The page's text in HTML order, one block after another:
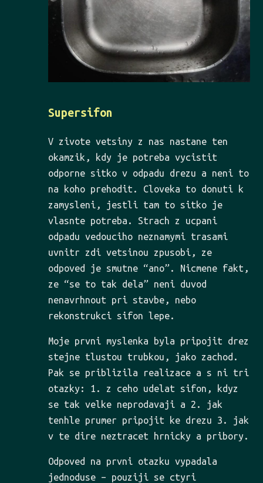
Supersifon
V zivote vetsiny z nas nastane ten
okamzik, kdy je potreba vycistit
odporne sitko v odpadu drezu a neni to
na koho prehodit. Cloveka to donuti k
zamysleni, jestli tam to sitko je
vlasnte potreba. Strach z ucpani
odpadu vedouciho neznamymi trasami
uvnitr zdi vetsinou zpusobi, ze
odpoved je smutne “ano”. Nicmene fakt,
ze “se to tak dela” neni duvod
nenavrhnout pri stavbe, nebo
rekonstrukci sifon lepe.
Moje prvni myslenka byla pripojit drez
stejne tlustou trubkou, jako zachod.
Pak se priblizila realizace a s ni tri
otazky: 1. z ceho udelat sifon, kdyz
se tak velke neprodavaji a 2. jak
tenhle prumer pripojit ke drezu 3. jak
v te dire neztracet hrnicky a pribory.
Odpoved na prvni otazku vypadala
jednoduse – pouziji se ctyri